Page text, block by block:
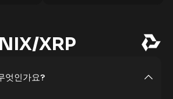
XRP
엇인가요?